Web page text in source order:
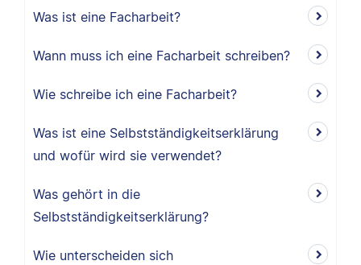
Was ist eine Facharbeit?
Wann muss ich eine Facharbeit schreiben?
Wie schreibe ich eine Facharbeit?
Was ist eine Selbstständigkeitserklärung
und wofür wird sie verwendet?
Was gehört in die
Selbstständigkeitserklärung?
Wie unterscheiden sich